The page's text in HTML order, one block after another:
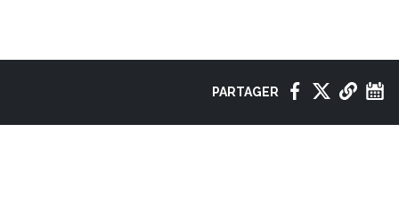
PARTAGER